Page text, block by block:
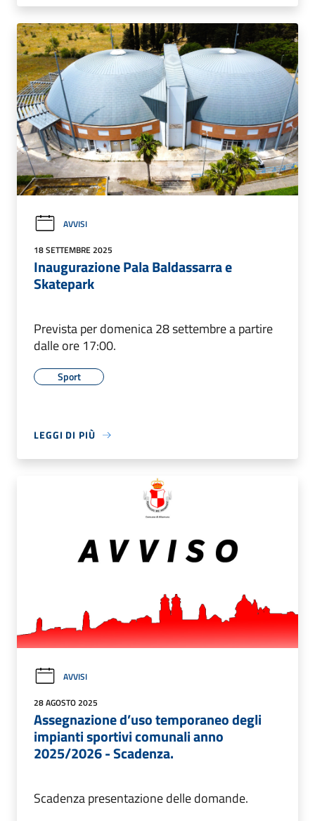
AVVISI
18 SETTEMBRE 2025
Inaugurazione Pala Baldassarra e
Skatepark
Prevista per domenica 28 settembre a partire
dalle ore 17:00.
Sport
LEGGI DI PIÙ
AVVISI
28 AGOSTO 2025
Assegnazione d’uso temporaneo degli
impianti sportivi comunali anno
2025/2026 - Scadenza.
Scadenza presentazione delle domande.